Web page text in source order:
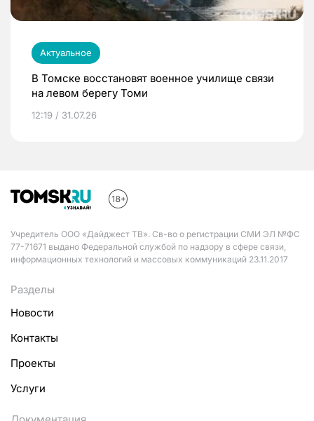
Актуальное
В Томске восстановят военное училище связи
на левом берегу Томи
12:19 / 31.07.26
Учредитель ООО «Дайджест ТВ». Св-во о регистрации СМИ ЭЛ №ФС
77-71671 выдано Федеральной службой по надзору в сфере связи,
информационных технологий и массовых коммуникаций 23.11.2017
Разделы
Новости
Контакты
Проекты
Услуги